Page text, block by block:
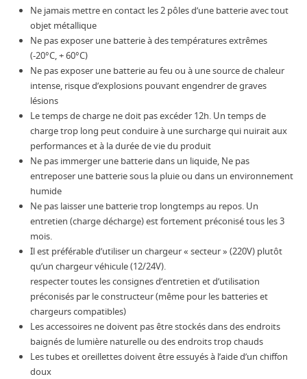
Ne jamais mettre en contact les 2 pôles d’une batterie avec tout
objet métallique
Ne pas exposer une batterie à des températures extrêmes
(-20°C, + 60°C)
Ne pas exposer une batterie au feu ou à une source de chaleur
intense, risque d’explosions pouvant engendrer de graves
lésions
Le temps de charge ne doit pas excéder 12h. Un temps de
charge trop long peut conduire à une surcharge qui nuirait aux
performances et à la durée de vie du produit
Ne pas immerger une batterie dans un liquide, Ne pas
entreposer une batterie sous la pluie ou dans un environnement
humide
Ne pas laisser une batterie trop longtemps au repos. Un
entretien (charge décharge) est fortement préconisé tous les 3
mois.
Il est préférable d’utiliser un chargeur « secteur » (220V) plutôt
qu’un chargeur véhicule (12/24V).
respecter toutes les consignes d’entretien et d’utilisation
préconisés par le constructeur (même pour les batteries et
chargeurs compatibles)
Les accessoires ne doivent pas être stockés dans des endroits
baignés de lumière naturelle ou des endroits trop chauds
Les tubes et oreillettes doivent être essuyés à l’aide d’un chiffon
doux